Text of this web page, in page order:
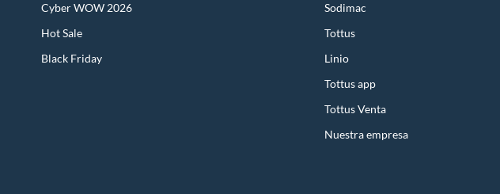
Cyber WOW 2026
Hot Sale
Black Friday
Sodimac
Tottus
Linio
Tottus app
Tottus Venta
Nuestra empresa